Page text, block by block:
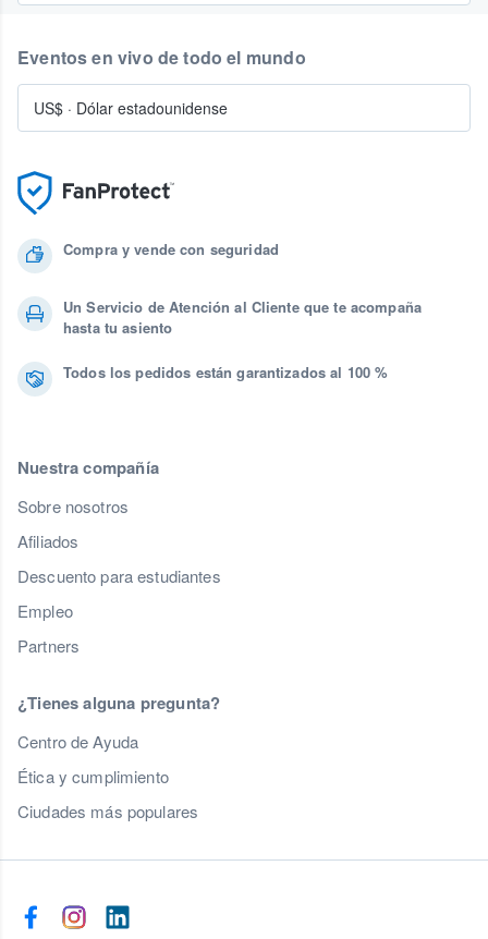
Compra y vende con seguridad
Un Servicio de Atención al Cliente que te acompaña
hasta tu asiento
Todos los pedidos están garantizados al 100 %
Nuestra compañía
Sobre nosotros
Afiliados
Descuento para estudiantes
Empleo
Partners
¿Tienes alguna pregunta?
Centro de Ayuda
Ética y cumplimiento
Ciudades más populares
Eventos en vivo de todo el mundo
US$ · Dólar estadounidense